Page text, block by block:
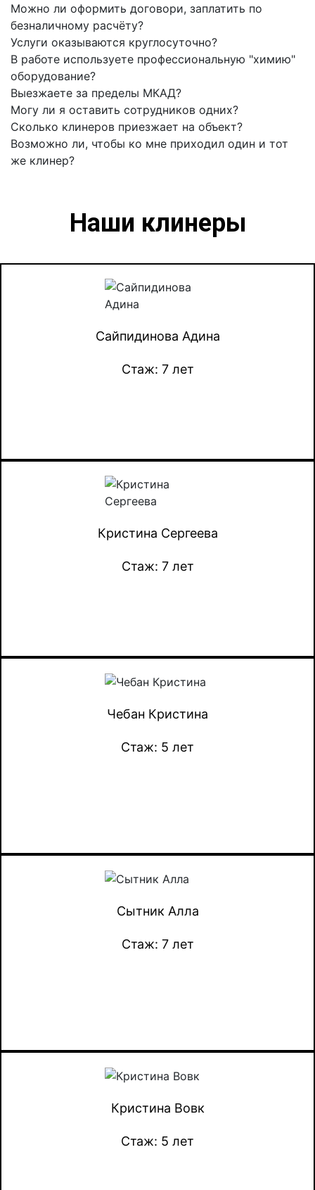
Можно ли оформить договори, заплатить по
безналичному расчёту?
Услуги оказываются круглосуточно?
В работе используете профессиональную "химию"
оборудование?
Выезжаете за пределы МКАД?
Могу ли я оставить сотрудников одних?
Сколько клинеров приезжает на объект?
Возможно ли, чтобы ко мне приходил один и тот
же клинер?
Наши клинеры
Сайпидинова Адина
Стаж: 7 лет
Кристина Сергеева
Стаж: 7 лет
Чебан Кристина
Стаж: 5 лет
Сытник Алла
Стаж: 7 лет
Кристина Вовк
Стаж: 5 лет